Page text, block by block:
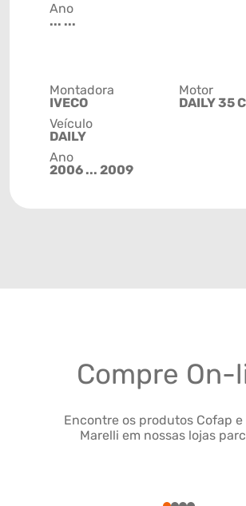
Ano
... ...
Montadora
IVECO
Veículo
DAILY
Ano
2006 ... 2009
Motor
DAILY 35
Compre On-
Encontre os produtos Cofap
Marelli em nossas lojas